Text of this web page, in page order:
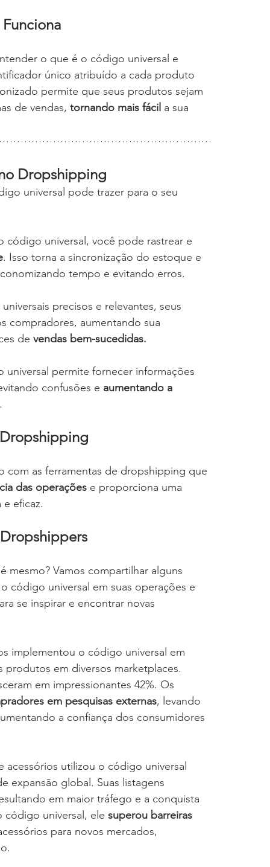
o que é o código universal e
único atribuído a cada produto
permite que seus produtos sejam
de vendas, tornando mais fácil a sua
Dropshipping
universal pode trazer para o seu
código universal, você pode rastrear e
. Isso torna a sincronização do estoque e
tempo e evitando erros.
precisos e relevantes, seus
compradores, aumentando sua
de vendas bem-sucedidas.
permite fornecer informações
confusões e aumentando a
as ferramentas de dropshipping que
das operações e proporciona uma
eficaz.
mesmo? Vamos compartilhar alguns
código universal em suas operações e
se inspirar e encontrar novas
implementou o código universal em
produtos em diversos marketplaces.
em impressionantes 42%. Os
em pesquisas externas, levando
a confiança dos consumidores
utilizou o código universal
expansão global. Suas listagens
em maior tráfego e a conquista
código universal, ele superou barreiras
para novos mercados,